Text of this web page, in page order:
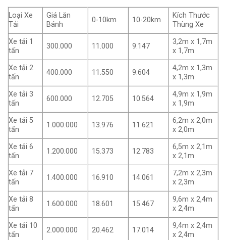
Loại Xe
Tải
Giá Lăn
Bánh
0-10km 10-20km
Kích Thước
Thùng Xe
Xe tải 1
tấn
300.000 11.000 9.147
3,2m x 1,7m
x 1,7m
Xe tải 2
tấn
400.000 11.550 9.604
4,2m x 1,3m
x 1,3m
Xe tải 3
tấn
600.000 12.705 10.564
4,9m x 1,9m
x 1,9m
Xe tải 5
tấn
1.000.000 13.976 11.621
6,2m x 2,0m
x 2,0m
Xe tải 6
tấn
1.200.000 15.373 12.783
6,5m x 2,1m
x 2,1m
Xe tải 7
tấn
1.400.000 16.910 14.061
7,2m x 2,3m
x 2,3m
Xe tải 8
tấn
1.600.000 18.601 15.467
9,6m x 2,4m
x 2,4m
Xe tải 10
tấn
2.000.000 20.462 17.014
9,4m x 2,4m
x 2,4m